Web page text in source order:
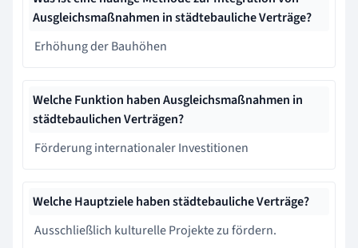
Ausgleichsmaßnahmen in städtebauliche Verträge?
Erhöhung der Bauhöhen
Welche Funktion haben Ausgleichsmaßnahmen in
städtebaulichen Verträgen?
Förderung internationaler Investitionen
Welche Hauptziele haben städtebauliche Verträge?
Ausschließlich kulturelle Projekte zu fördern.